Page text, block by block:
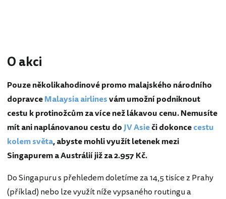
O akci
Pouze několikahodinové promo malajského národního
dopravceMalaysia airlinesvám umožní podniknout
cestu k protinožcům za více než lákavou cenu. Nemusíte
mít ani naplánovanou cestu doJV Asieči dokoncecestu
kolem světa, abyste mohli využít letenek mezi
Singapurem a Austrálií již za 2.957 Kč.
Do Singapuru s přehledem doletíme za 14,5 tisíce z Prahy
(příklad) nebo lze využít níže vypsaného routingu a